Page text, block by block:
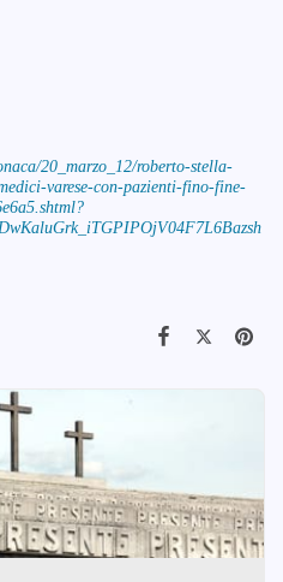
20_marzo_12/roberto-stella-
varese-con-pazienti-fino-fine-